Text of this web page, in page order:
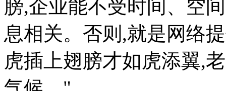
膀,企业能不受时间、空
息相关。否则,就是网络
虎插上翅膀才如虎添翼,